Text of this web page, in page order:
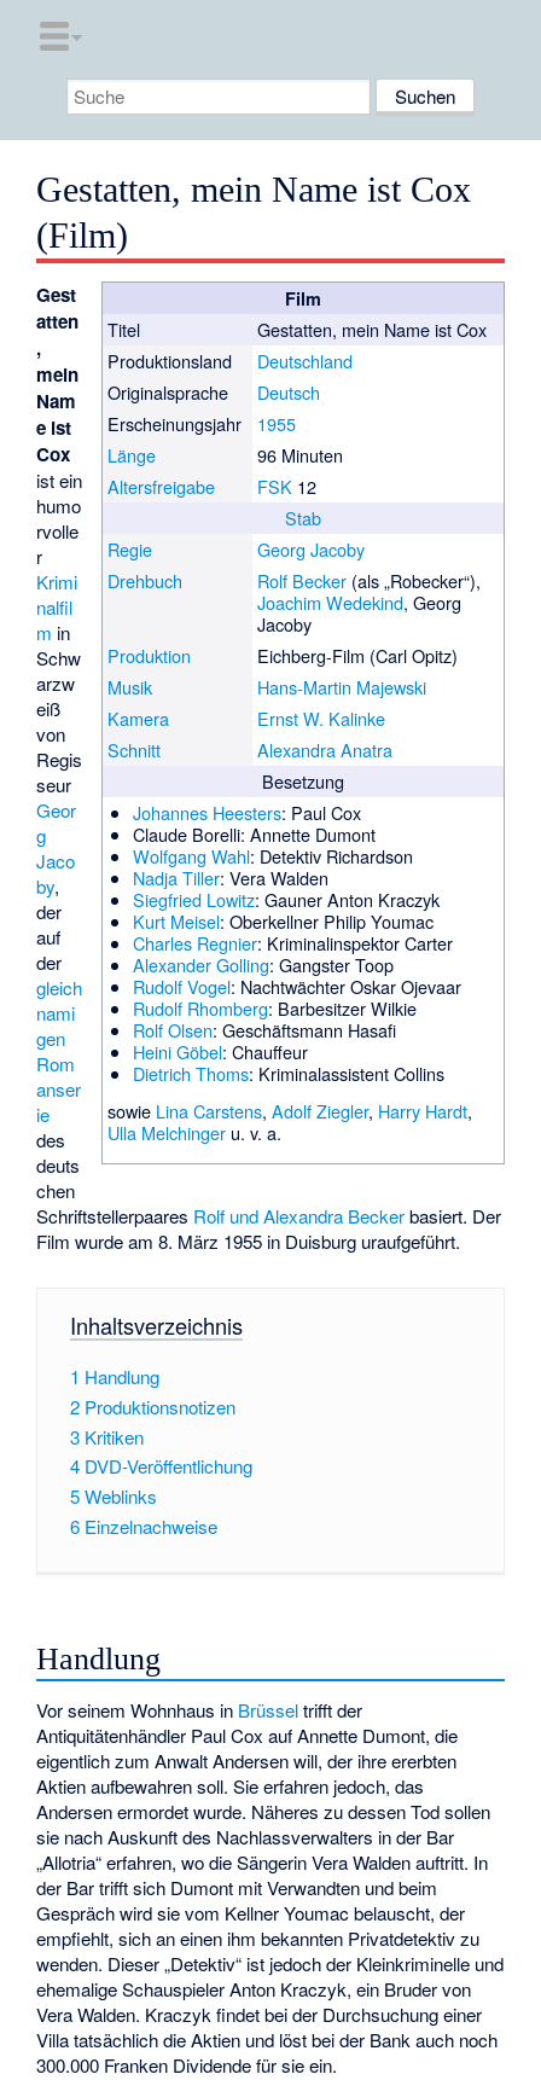
Gestatten, mein Name ist Cox
(Film)
Film
Titel
Gestatten, mein Name ist Cox
Produktionsland
Deutschland
Originalsprache
Deutsch
Erscheinungsjahr
1955
Länge
96 Minuten
Altersfreigabe
FSK12
Stab
Regie
Georg Jacoby
Drehbuch
Rolf Becker(als „Robecker“),
Joachim Wedekind, Georg
Jacoby
Produktion
Eichberg-Film (Carl Opitz)
Musik
Hans-Martin Majewski
Kamera
Ernst W. Kalinke
Schnitt
Alexandra Anatra
Besetzung
Johannes Heesters: Paul Cox
Claude Borelli: Annette Dumont
Wolfgang Wahl: Detektiv Richardson
Nadja Tiller: Vera Walden
Siegfried Lowitz: Gauner Anton Kraczyk
Kurt Meisel: Oberkellner Philip Youmac
Charles Regnier: Kriminalinspektor Carter
Alexander Golling: Gangster Toop
Rudolf Vogel: Nachtwächter Oskar Ojevaar
Rudolf Rhomberg: Barbesitzer Wilkie
Rolf Olsen: Geschäftsmann Hasafi
Heini Göbel: Chauffeur
Dietrich Thoms: Kriminalassistent Collins
sowie Lina Carstens, Adolf Ziegler, Harry Hardt,
Ulla Melchingeru. v. a.
Gest
atten
,
mein
Nam
e ist
Cox
ist ein
humo
rvolle
r
Krimi
nalfil
m in
Schw
arzw
eiß
von
Regis
seur
Geor
g
Jaco
by,
der
auf
der
gleich
nami
gen
Rom
anser
ie
des
deuts
chen
Schriftstellerpaares Rolf und Alexandra Beckerbasiert. Der
Film wurde am 8. März 1955 in Duisburg uraufgeführt.
Inhaltsverzeichnis
1 Handlung
2 Produktionsnotizen
3 Kritiken
4 DVD-Veröffentlichung
5Weblinks
6 Einzelnachweise
Handlung
Vor seinem Wohnhaus in Brüsseltrifft der
Antiquitätenhändler Paul Cox auf Annette Dumont, die
eigentlich zum Anwalt Andersen will, der ihre ererbten
Aktien aufbewahren soll. Sie erfahren jedoch, das
Andersen ermordet wurde. Näheres zu dessen Tod sollen
sie nach Auskunft des Nachlassverwalters in der Bar
„Allotria“ erfahren, wo die Sängerin Vera Walden auftritt. In
der Bar trifft sich Dumont mit Verwandten und beim
Gespräch wird sie vom Kellner Youmac belauscht, der
empfiehlt, sich an einen ihm bekannten Privatdetektiv zu
wenden. Dieser „Detektiv“ ist jedoch der Kleinkriminelle und
ehemalige Schauspieler Anton Kraczyk, ein Bruder von
Vera Walden. Kraczyk findet bei der Durchsuchung einer
Villa tatsächlich die Aktien und löst bei der Bank auch noch
300.000 Franken Dividende für sie ein.